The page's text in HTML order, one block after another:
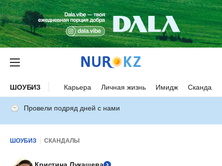
ШОУБИЗ Карьера Личная жизнь Имидж Скандалы
Провели подряд дней с нами
ШОУБИЗ СКАНДАЛЫ